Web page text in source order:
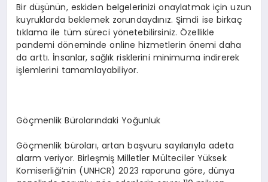
Bir düşünün, eskiden belgelerinizi onaylatmak için uzun
kuyruklarda beklemek zorundaydınız. Şimdi ise birkaç
tıklama ile tüm süreci yönetebilirsiniz. Özellikle
pandemi döneminde online hizmetlerin önemi daha
da arttı. İnsanlar, sağlık risklerini minimuma indirerek
işlemlerini tamamlayabiliyor.
Göçmenlik Bürolarındaki Yoğunluk
Göçmenlik büroları, artan başvuru sayılarıyla adeta
alarm veriyor. Birleşmiş Milletler Mülteciler Yüksek
Komiserliği’nin (UNHCR) 2023 raporuna göre, dünya